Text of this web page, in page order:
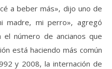
a beber más», dijo uno de
madre, mi perro», agregó
número de ancianos que
está haciendo más común
y 2008, la internación de